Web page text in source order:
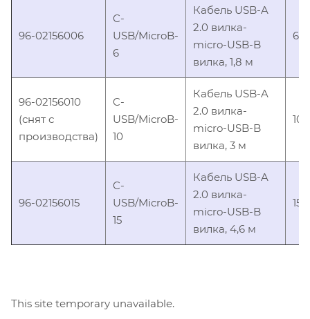
96-02156006
C-
USB/MicroB-
6
Кабель USB-A
2.0 вилка-
micro-USB-B
вилка, 1,8 м
6
96-02156010
(снят с
производства)
C-
USB/MicroB-
10
Кабель USB-A
2.0 вилка-
micro-USB-B
вилка, 3 м
10
96-02156015
C-
USB/MicroB-
15
Кабель USB-A
2.0 вилка-
micro-USB-B
вилка, 4,6 м
15
This site temporary unavailable.